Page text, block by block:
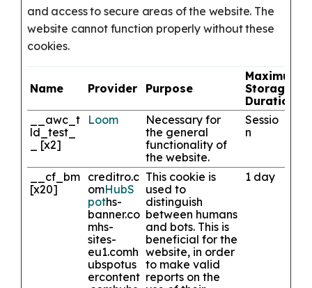
and access to secure areas of the website. The
website cannot function properly without these
cookies.
Name Provider Purpose
Maximum
Storage
Duration
__awc_t
ld_test_
_ [x2]
Loom
Necessary for
the general
functionality of
the website.
Sessio
n
__cf_bm
[x20]
creditro.c
omHubS
poths-
banner.co
mhs-
sites-
eu1.comh
ubspotus
ercontent
This cookie is
used to
distinguish
between humans
and bots. This is
beneficial for the
website, in order
to make valid
reports on the
1 day